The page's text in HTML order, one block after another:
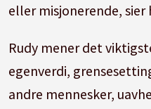
eller misjonerende, sier
Rudy mener det
egenverdi,
andre mennesker,